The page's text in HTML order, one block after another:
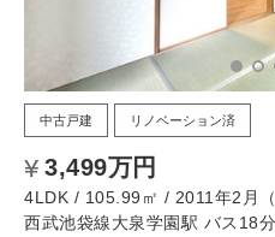
中古戸建 リノベーション済
3,499万円
4LDK / 105.99㎡ / 2011年2月（
西武池袋線大泉学園駅 バス18